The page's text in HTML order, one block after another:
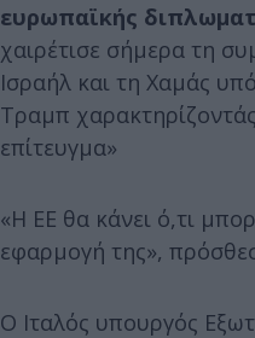
ευρωπαϊκής
χαιρέτισε σήμερα τη
Ισραήλ και τη Χαμάς
Τραμπ
επίτευγμα»
«Η ΕΕ θα κάνει ό,τι
εφαρμογή της»,
Ο Ιταλός υπουργός